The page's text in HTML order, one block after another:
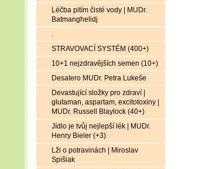
Léčba pitím čisté vody | MUDr.
Batmanghelidj
.
STRAVOVACÍ SYSTÉM (400+)
10+1 nejzdravějších semen (10+)
Desatero MUDr. Petra Lukeše
Devastující složky pro zdraví |
glutaman, aspartam, excitotoxiny |
MUDr. Russell Blaylock (40+)
Jídlo je tvůj nejlepší lék | MUDr.
Henry Bieler (+3)
Lži o potravinách | Miroslav
Spišiak